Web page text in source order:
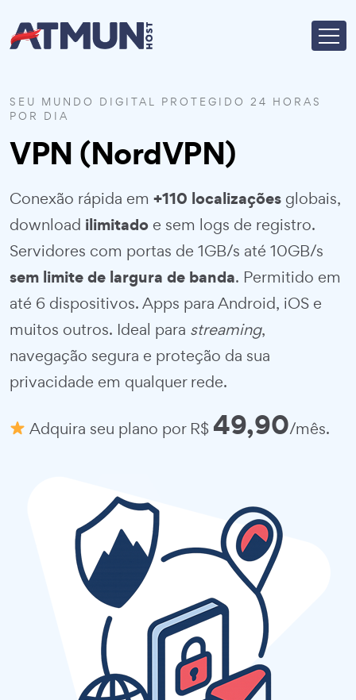
SEU MUNDO DIGITAL PROTEGIDO 24 HORAS
POR DIA
VPN (NordVPN)
Conexão rápida em +110 localizações globais,
download ilimitado e sem logs de registro.
Servidores com portas de 1GB/s até 10GB/s
sem limite de largura de banda. Permitido em
até 6 dispositivos. Apps para Android, iOS e
muitos outros. Ideal para streaming,
navegação segura e proteção da sua
privacidade em qualquer rede.
Adquira seu plano por R$ 49,90/mês.